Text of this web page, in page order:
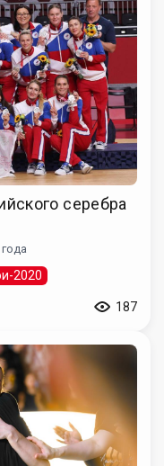
серебра
2020
187